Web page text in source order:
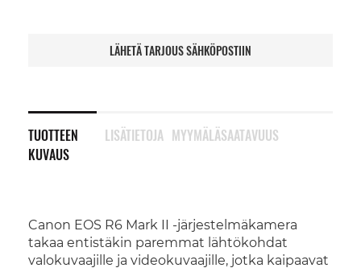
LÄHETÄ TARJOUS SÄHKÖPOSTIIN
TUOTTEEN
KUVAUS
Canon EOS R6 Mark II -järjestelmäkamera
takaa entistäkin paremmat lähtökohdat
valokuvaajille ja videokuvaajille, jotka kaipaavat
LISÄTIETOJA MYYMÄLÄSAATAVUUS